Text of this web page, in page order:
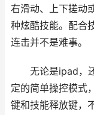
右滑动、上下搓动
种炫酷技能。配合
连击并不是难事。
无论是ipad，还
定的简单操控模式
键和技能释放键，